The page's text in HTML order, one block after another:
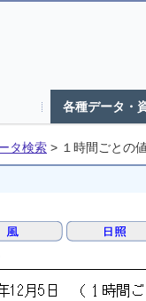
各種データ・
タ検索 > １時間ごとの